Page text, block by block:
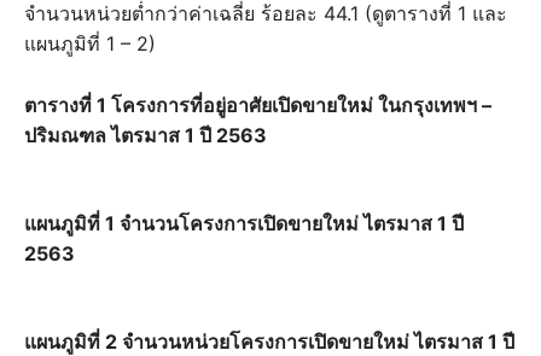
จำนวนหน่วยต่ำกว่าค่าเฉลี่ย ร้อยละ 44.1 (ดูตารางที่ 1 และ
แผนภูมิที่ 1 – 2)
ตารางที่ 1 โครงการที่อยู่อาศัยเปิดขายใหม่ ในกรุงเทพฯ –
ปริมณฑล ไตรมาส 1 ปี 2563
แผนภูมิที่ 1 จำนวนโครงการเปิดขายใหม่ ไตรมาส 1 ปี
2563
แผนภูมิที่ 2 จำนวนหน่วยโครงการเปิดขายใหม่ ไตรมาส 1 ปี